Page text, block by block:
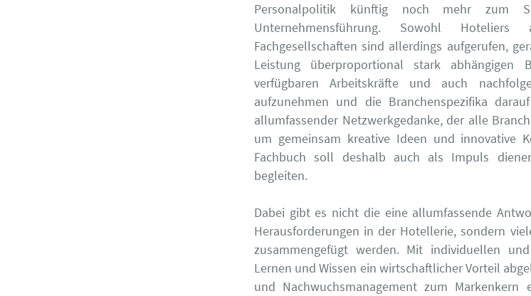
Personalpolitik künftig noch mehr zum
Unternehmensführung. Sowohl
Fachgesellschaften sind allerdings aufgerufen,
Leistung überproportional stark abhängigen
verfügbaren Arbeitskräfte und auch
aufzunehmen und die Branchenspezifika
allumfassender Netzwerkgedanke, der alle
um gemeinsam kreative Ideen und innovative
Fachbuch soll deshalb auch als Impuls
begleiten.
Dabei gibt es nicht die eine allumfassende
Herausforderungen in der Hotellerie, sondern
zusammengefügt werden. Mit individuellen
Lernen und Wissen ein wirtschaftlicher Vorteil
und Nachwuchsmanagement zum Markenkern